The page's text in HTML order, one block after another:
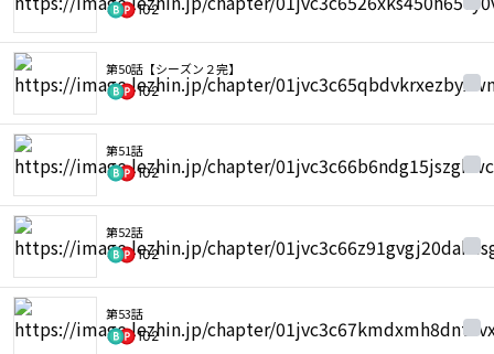
102
第50話【シーズン２完】
102
第51話
102
第52話
102
第53話
102